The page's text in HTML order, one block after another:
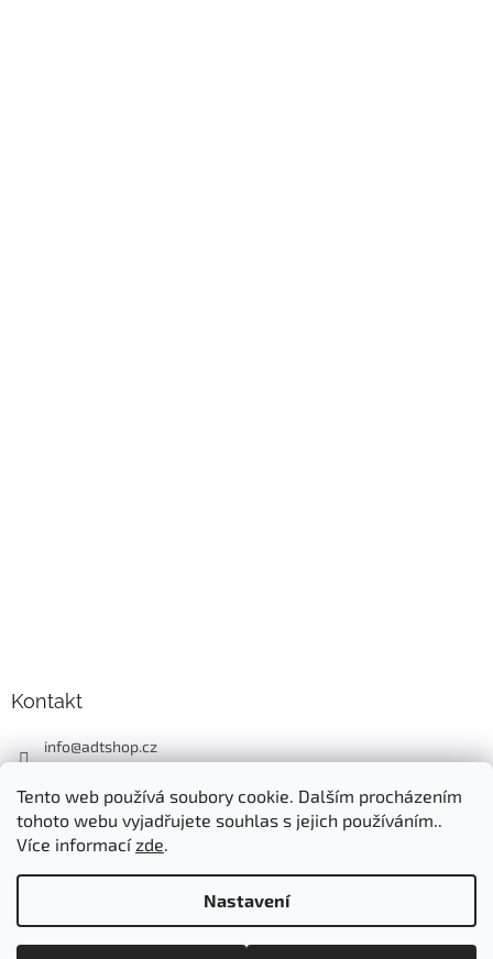
Tento web používá soubory cookie. Dalším procházením
tohoto webu vyjadřujete souhlas s jejich používáním..
Více informacízde.
Nastavení
Kontakt
info@adtshop.cz
+420724549949
Vytvořil Shoptet